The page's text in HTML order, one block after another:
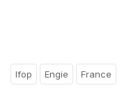
Ifop Engie France